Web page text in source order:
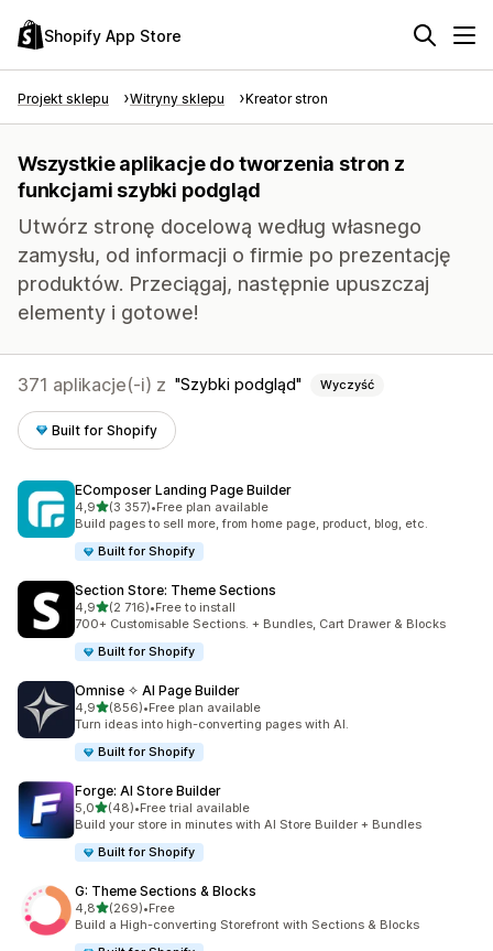
Shopify App Store
Projekt sklepu Witryny sklepu Kreator stron
Wszystkie aplikacje do tworzenia stron z
funkcjami szybki podgląd
Utwórz stronę docelową według własnego
zamysłu, od informacji o firmie po prezentację
produktów. Przeciągaj, następnie upuszczaj
elementy i gotowe!
371 aplikacje(-i) z Szybki podgląd Wyczyść
Built for Shopify
EComposer Landing Page Builder
4,9na 5 gwiazdek
(3 357)
Łączna liczba recenzji: 3357
•Free plan available
Build pages to sell more, from home page, product, blog, etc.
Built for Shopify
Section Store: Theme Sections
4,9na 5 gwiazdek
(2 716)
Łączna liczba recenzji: 2716
•Free to install
700+ Customisable Sections. + Bundles, Cart Drawer & Blocks
Built for Shopify
Omnise ✧ AI Page Builder
4,9na 5 gwiazdek
(856)
Łączna liczba recenzji: 856
•Free plan available
Turn ideas into high-converting pages with AI.
Built for Shopify
Forge: AI Store Builder
5,0na 5 gwiazdek
(48)
Łączna liczba recenzji: 48
•Free trial available
Build your store in minutes with AI Store Builder + Bundles
Built for Shopify
G: Theme Sections & Blocks
4,8na 5 gwiazdek
(269)
Łączna liczba recenzji: 269
•Free
Build a High-converting Storefront with Sections & Blocks